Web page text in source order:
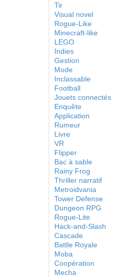
Tir
Visual novel
Rogue-Like
Minecraft-like
LEGO
Indies
Gestion
Mode
Inclassable
Football
Jouets connectés
Enquête
Application
Rumeur
Livre
VR
Flipper
Bac à sable
Rainy Frog
Thriller narratif
Metroidvania
Tower Defense
Dungeon RPG
Rogue-Lite
Hack-and-Slash
Cascade
Battle Royale
Moba
Coopération
Mecha